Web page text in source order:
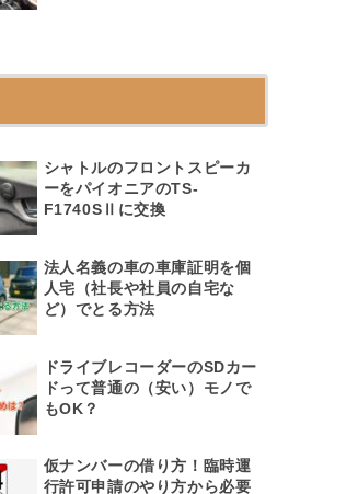
シャトルのフロントスピーカ
ーをパイオニアのTS-
F1740SⅡに交換
法人名義の車の車庫証明を個
人宅（社長や社員の自宅な
ど）でとる方法
ドライブレコーダーのSDカー
ドって普通の（安い）モノで
もOK？
仮ナンバーの借り方！臨時運
行許可申請のやり方から必要